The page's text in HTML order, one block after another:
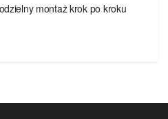
montaż krok po kroku